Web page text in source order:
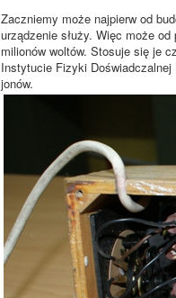
Zaczniemy może najpierw od
urządzenie służy. Więc może
milionów woltów. Stosuje się je
Instytucie Fizyki
jonów.